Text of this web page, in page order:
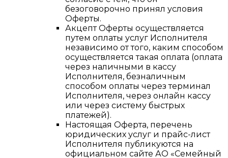
безоговорочно принял условия
Оферты.
Акцепт Оферты осуществляется
путем оплаты услуг Исполнителя
независимо от того, каким способом
осуществляется такая оплата (оплата
через наличными в кассу
Исполнителя, безналичным
способом оплаты через терминал
Исполнителя, через онлайн кассу
или через систему быстрых
платежей).
Настоящая Оферта, перечень
юридических услуг и прайс-лист
Исполнителя публикуются на
официальном сайте АО «Семейный